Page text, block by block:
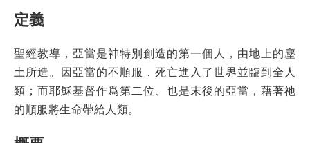
定義
聖經教導，亞當是神特別創造的第一個人，由地上的塵
土所造。因亞當的不順服，死亡進入了世界並臨到全人
類；而耶穌基督作爲第二位、也是末後的亞當，藉著祂
的順服將生命帶給人類。